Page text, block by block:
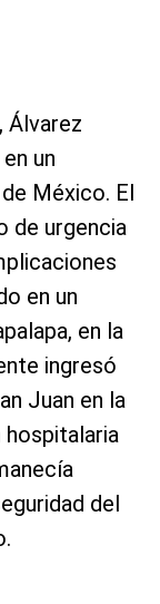
Álvarez
un
México. El
de urgencia
en un
en la
ingresó
Juan en la
hospitalaria
del